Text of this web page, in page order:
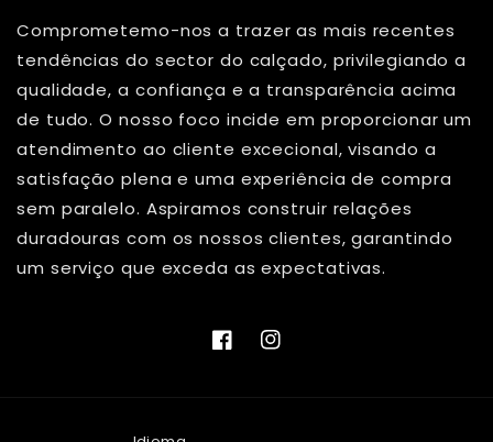
Comprometemo-nos a trazer as mais recentes
tendências do sector do calçado, privilegiando a
qualidade, a confiança e a transparência acima
de tudo. O nosso foco incide em proporcionar um
atendimento ao cliente excecional, visando a
satisfação plena e uma experiência de compra
sem paralelo. Aspiramos construir relações
duradouras com os nossos clientes, garantindo
um serviço que exceda as expectativas.
FacebookInstagram